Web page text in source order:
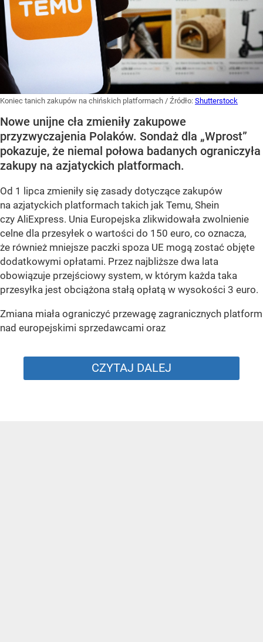
Koniec tanich zakupów na chińskich platformach / Źródło: Shutterstock
Nowe unijne cła zmieniły zakupowe
przyzwyczajenia Polaków. Sondaż dla „Wprost”
pokazuje, że niemal połowa badanych ograniczyła
zakupy na azjatyckich platformach.
Od 1 lipca zmieniły się zasady dotyczące zakupów
na azjatyckich platformach takich jak Temu, Shein
czy AliExpress. Unia Europejska zlikwidowała zwolnienie
celne dla przesyłek o wartości do 150 euro, co oznacza,
że również mniejsze paczki spoza UE mogą zostać objęte
dodatkowymi opłatami. Przez najbliższe dwa lata
obowiązuje przejściowy system, w którym każda taka
przesyłka jest obciążona stałą opłatą w wysokości 3 euro.
Zmiana miała ograniczyć przewagę zagranicznych platform
nad europejskimi sprzedawcami oraz
CZYTAJ DALEJ